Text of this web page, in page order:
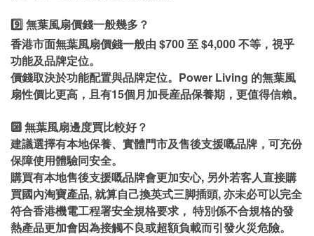
9️⃣ 無葉風扇價錢一般幾多？
香港市面無葉風扇價錢一般由 $700 至 $4,000 不等，視乎
功能及品牌定位。
價錢取決於功能配置與品牌定位。Power Living 的無葉風
扇性價比更高，且有15個月加長産品保養期，更值得信賴。
🔟 無葉風扇邊度買比較好？
建議選擇有本地保養、實體門市及售後支援嘅品牌，可充份
保障使用體驗同安全。
購買有本地售後支援嘅品牌會更加安心, 另外若客人直接購
買國內淘寶產品, 就算自己換英式三脚插頭, 亦未必可以完全
符合香港機電工程署安全規格要求， 特別係不合規格的發
熱產品更加會因為接觸不良或超額負載而引發火災危險。